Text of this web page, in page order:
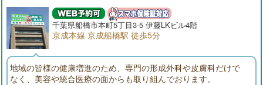
千葉県船橋市本町5丁目3-5 伊藤LKビル4階
京成本線 京成船橋駅 徒歩5分
地域の皆様の健康増進のため、専門の形成外科や皮膚科だけで
なく、美容や統合医療の面からも取り組んでおります。